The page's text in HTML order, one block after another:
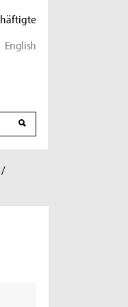
English
/